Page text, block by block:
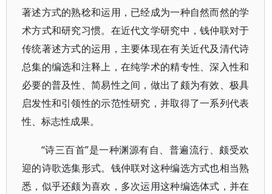
著述方式的熟稔和运用，已经成为一种自然而然的学
术方式和研究习惯。在近代文学研究中，钱仲联对于
传统著述方式的运用，主要体现在有关近代及清代诗
总集的编选和注释上，在纯学术的精专性、深入性和
必要的普及性、简易性之间，做出了颇为有效、极具
启发性和引领性的示范性研究，并取得了一系列代表
性、标志性成果。
“诗三百首”是一种渊源有自、普遍流行、颇受欢
迎的诗歌选集形式。钱仲联对这种编选方式也相当熟
悉，似乎还颇为喜欢，多次运用这种编选体式，并在